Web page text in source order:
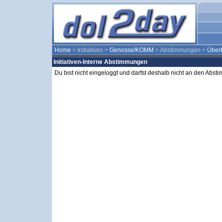
Home > Initiativen > Genosse/KOMM > Abstimmungen >
Initiativen-Interne Abstimmungen
Du bist nicht eingeloggt und darfst deshalb nicht an den